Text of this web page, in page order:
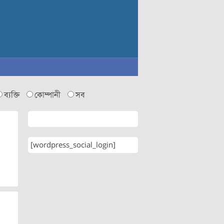
ব্যক্তি কোম্পানী সব
[wordpress_social_login]